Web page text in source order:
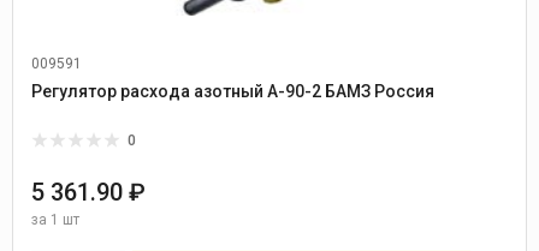
009591
Регулятор расхода азотный А-90-2 БАМЗ Россия
0
5 361.90 ₽
за 1 шт